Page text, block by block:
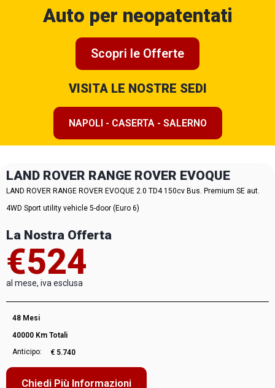
Auto per neopatentati
Scopri le Offerte
VISITA LE NOSTRE SEDI
NAPOLI - CASERTA - SALERNO
LAND ROVER RANGE ROVER EVOQUE
LAND ROVER RANGE ROVER EVOQUE 2.0 TD4 150cv Bus. Premium SE aut.
4WD Sport utility vehicle 5-door (Euro 6)
La Nostra Offerta
€524
al mese, iva esclusa
48 Mesi
40000 Km Totali
Anticipo:
€ 5.740
Chiedi Più Informazioni